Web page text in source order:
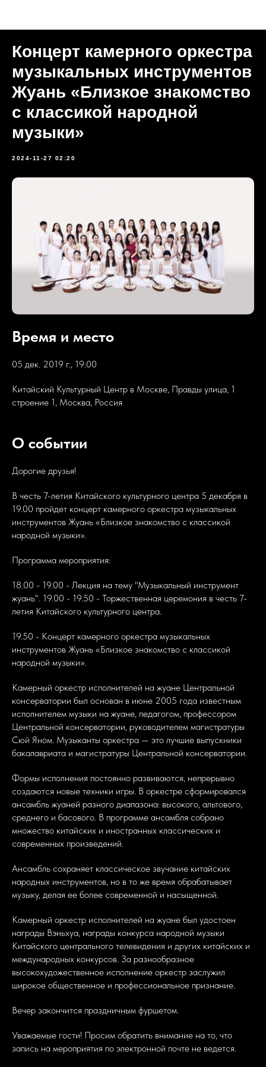
Концерт камерного оркестра
музыкальных инструментов
Жуань «Близкое знакомство
с классикой народной
музыки»
2024-11-27 02:20
Время и место
05 дек. 2019 г., 19:00
Китайский Культурный Центр в Москве, Правды улица, 1
строение 1, Москва, Россия
О событии
Дорогие друзья!
В честь 7-летия Китайского культурного центра 5 декабря в
19.00 пройдет концерт камерного оркестра музыкальных
инструментов Жуань «Близкое знакомство с классикой
народной музыки».
Программа мероприятия:
18.00 - 19.00 - Лекция на тему "Музыкальный инструмент
жуань". 19.00 - 19.50 - Торжественная церемония в честь 7-
летия Китайского культурного центра.
19.50 - Концерт камерного оркестра музыкальных
инструментов Жуань «Близкое знакомство с классикой
народной музыки».
Камерный оркестр исполнителей на жуане Центральной
консерватории был основан в июне 2005 года известным
исполнителем музыки на жуане, педагогом, профессором
Центральной консерватории, руководителем магистратуры
Сюй Яном. Музыканты оркестра — это лучшие выпускники
бакалавриата и магистратуры Центральной консерватории.
Формы исполнения постоянно развиваются, непрерывно
создаются новые техники игры. В оркестре сформировался
ансамбль жуаней разного диапазона: высокого, альтового,
среднего и басового. В программе ансамбля собрано
множество китайских и иностранных классических и
современных произведений.
Ансамбль сохраняет классическое звучание китайских
народных инструментов, но в то же время обрабатывает
музыку, делая ее более современной и насыщенной.
Камерный оркестр исполнителей на жуане был удостоен
награды Вэньхуа, награды конкурса народной музыки
Китайского центрального телевидения и других китайских и
международных конкурсов. За разнообразное
высокохудожественное исполнение оркестр заслужил
широкое общественное и профессиональное признание.
Вечер закончится праздничным фуршетом.
Уважаемые гости! Просим обратить внимание на то, что
запись на мероприятия по электронной почте не ведется.